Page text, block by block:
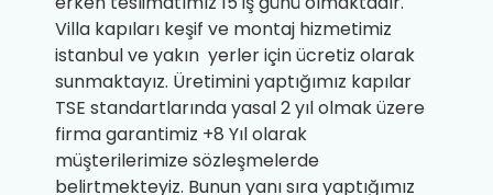
Villa kapıları keşif ve montaj hizmetimiz
istanbul ve yakın yerler için ücretiz olarak
sunmaktayız. Üretimini yaptığımız kapılar
TSE standartlarında yasal 2 yıl olmak üzere
firma garantimiz +8 Yıl olarak
müşterilerimize sözleşmelerde
belirtmekteyiz. Bunun yanı sıra yaptığımız